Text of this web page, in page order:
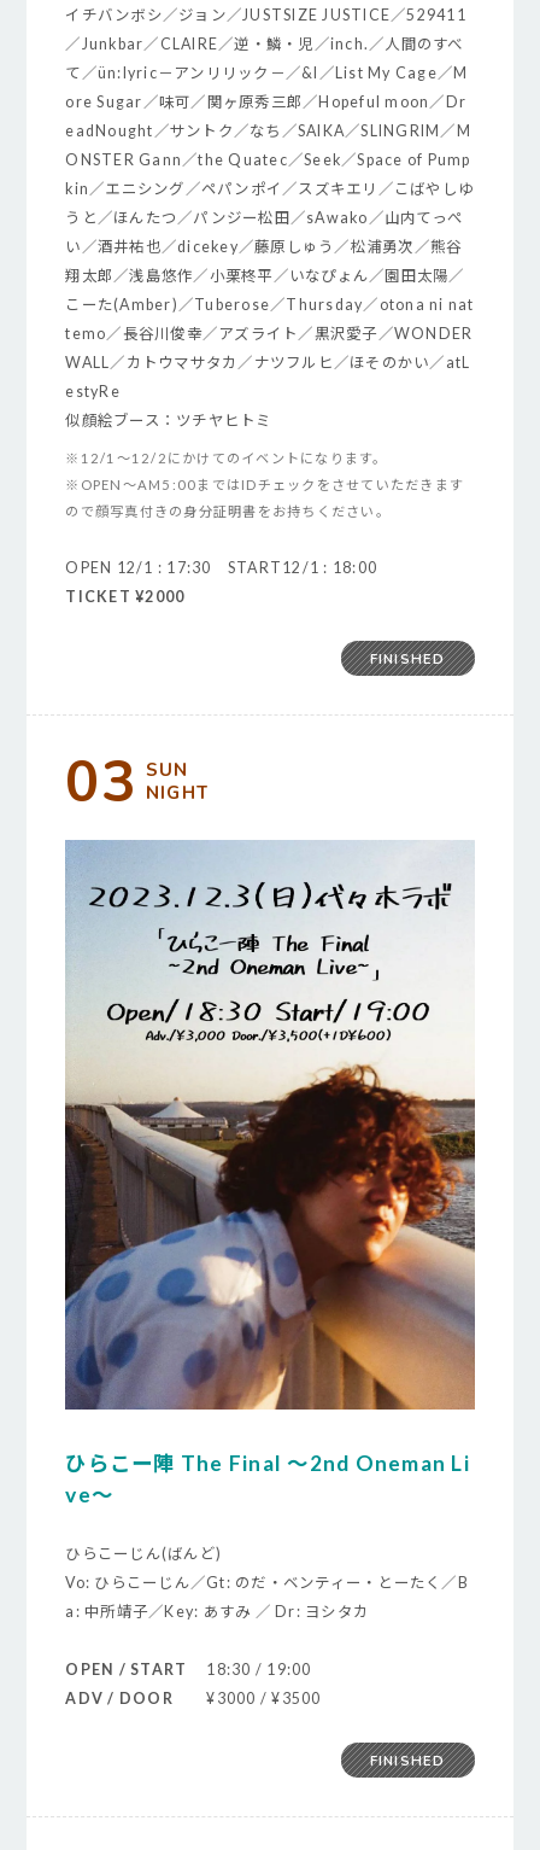
イチバンボシ／ジョン／JUSTSIZE JUSTICE／529411
／Junkbar／CLAIRE／逆・鱗・児／inch.／人間のすべ
て／ün:lyric－アンリリック－／&I／List My Cage／M
ore Sugar／味可／関ヶ原秀三郎／Hopeful moon／Dr
eadNought／サントク／なち／SAIKA／SLINGRIM／M
ONSTER Gann／the Quatec／Seek／Space of Pump
kin／エニシング／ペパンポイ／スズキエリ／こばやしゆ
うと／ほんたつ／パンジー松田／sAwako／山内てっぺ
い／酒井祐也／dicekey／藤原しゅう／松浦勇次／熊谷
翔太郎／浅島悠作／小栗柊平／いなぴょん／園田太陽／
こーた(Amber)／Tuberose／Thursday／otona ni nat
temo／長谷川俊幸／アズライト／黒沢愛子／WONDER
WALL／カトウマサタカ／ナツフルヒ／ほそのかい／atL
estyRe
似顔絵ブース：ツチヤヒトミ
※12/1～12/2にかけてのイベントになります。
※OPEN～AM5:00まではIDチェックをさせていただきます
ので顔写真付きの身分証明書をお持ちください。
OPEN 12/1 : 17:30 START12/1 : 18:00
TICKET ¥2000
FINISHED
03 SUN
NIGHT
ひらこー陣 The Final ～2nd Oneman Li
ve～
ひらこーじん(ばんど)
Vo: ひらこーじん／Gt: のだ・ベンティー・とーたく／B
a: 中所靖子／Key: あすみ ／ Dr: ヨシタカ
OPEN / START
18:30 / 19:00
ADV / DOOR
¥3000 / ¥3500
FINISHED